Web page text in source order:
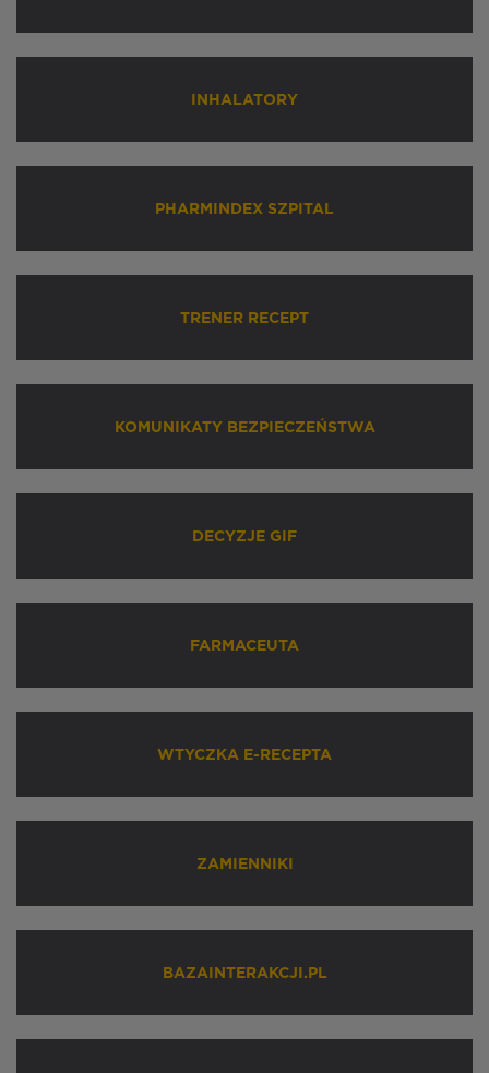
INHALATORY
PHARMINDEX SZPITAL
TRENER RECEPT
KOMUNIKATY BEZPIECZEŃSTWA
DECYZJE GIF
FARMACEUTA
WTYCZKA E-RECEPTA
ZAMIENNIKI
BAZAINTERAKCJI.PL